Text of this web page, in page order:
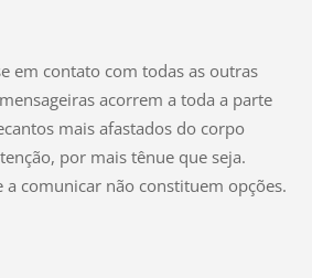
em contato com todas as outras
acorrem a toda a parte
mais afastados do corpo
por mais tênue que seja.
a comunicar não constituem opções.